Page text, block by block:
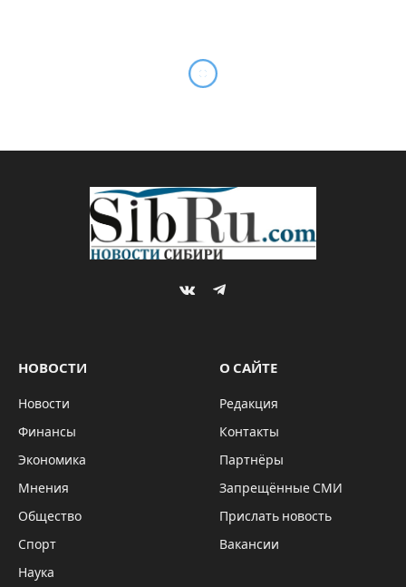
VKontakteTelegram
НОВОСТИ
Новости
Финансы
Экономика
Мнения
Общество
Спорт
Наука
О САЙТЕ
Редакция
Контакты
Партнёры
Запрещённые СМИ
Прислать новость
Вакансии